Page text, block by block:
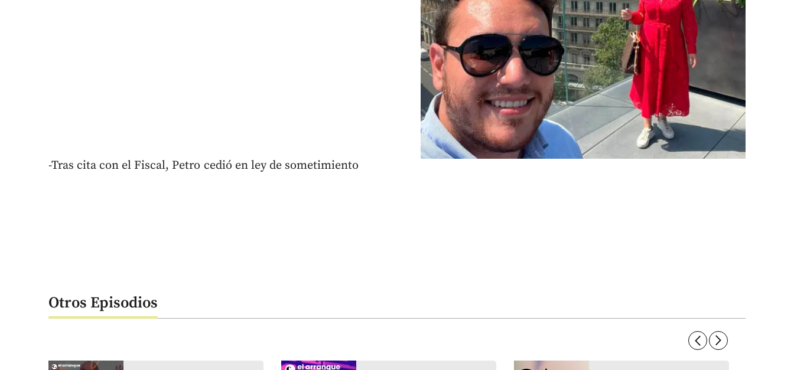
-Tras cita con el Fiscal, Petro cedió en ley de sometimiento
Otros Episodios
arrow_forward_ios arrow_forward_ios